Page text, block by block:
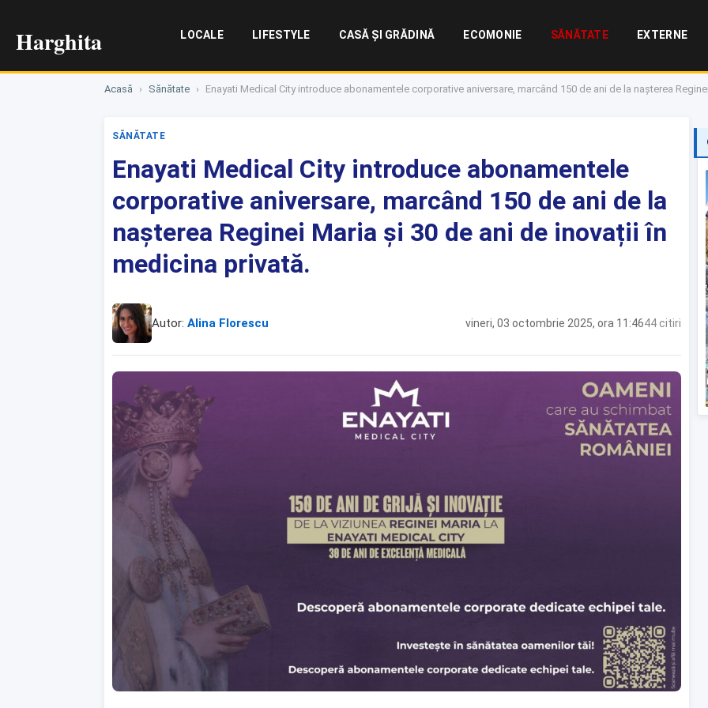
Harghita LOCALE LIFESTYLE CASĂ ȘI GRĂDINĂ ECOMONIE SĂNĂTATE EXTERNE
Acasă › Sănătate › Enayati Medical City introduce abonamentele corporative aniversare, marcând 150 de ani de la nașterea
SĂNĂTATE
Enayati Medical City introduce abonamentele
corporative aniversare, marcând 150 de ani de la
nașterea Reginei Maria și 30 de ani de inovații în
medicina privată.
Autor: Alina Florescu vineri, 03 octombrie 2025, ora 11:4644 citiri